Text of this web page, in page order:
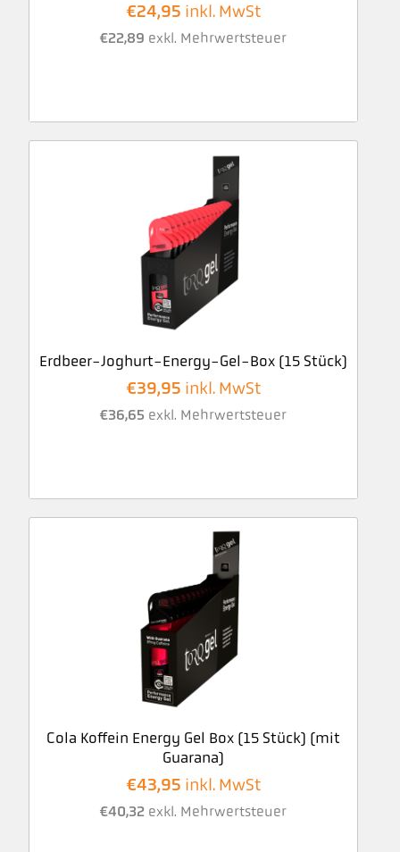
€24,95 inkl. MwSt
€22,89 exkl. Mehrwertsteuer
Erdbeer-Joghurt-Energy-Gel-Box (15 Stück)
€39,95 inkl. MwSt
€36,65 exkl. Mehrwertsteuer
Cola Koffein Energy Gel Box (15 Stück) (mit
Guarana)
€43,95 inkl. MwSt
€40,32 exkl. Mehrwertsteuer